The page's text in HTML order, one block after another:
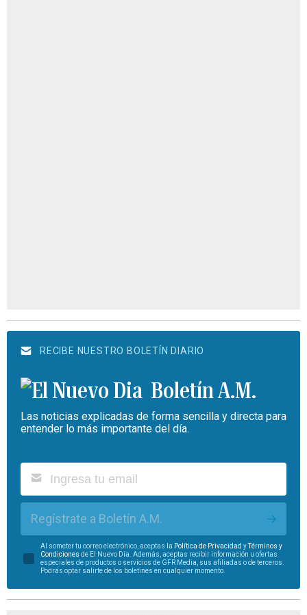
RECIBE NUESTRO BOLETÍN DIARIO
Boletín A.M.
Las noticias explicadas de forma sencilla y directa para
entender lo más importante del día.
Regístrate a Boletín A.M.
Al someter tu correo electrónico, aceptas la Política de Privacidad yTérminos y
Condiciones de El Nuevo Día. Además, aceptas recibir información u ofertas
especiales de productos o servicios de GFR Media, sus afiliadas o de terceros.
Podrás optar salirte de los boletines en cualquier momento.